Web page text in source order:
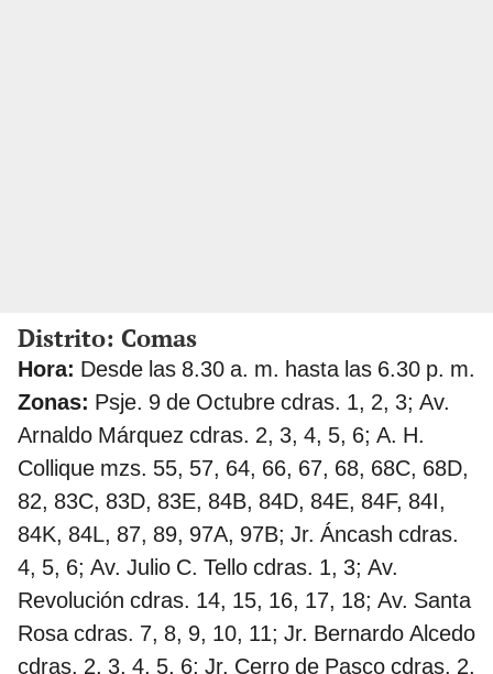
Distrito: Comas
Hora: Desde las 8.30 a. m. hasta las 6.30 p. m.
Zonas: Psje. 9 de Octubre cdras. 1, 2, 3; Av.
Arnaldo Márquez cdras. 2, 3, 4, 5, 6; A. H.
Collique mzs. 55, 57, 64, 66, 67, 68, 68C, 68D,
82, 83C, 83D, 83E, 84B, 84D, 84E, 84F, 84I,
84K, 84L, 87, 89, 97A, 97B; Jr. Áncash cdras.
4, 5, 6; Av. Julio C. Tello cdras. 1, 3; Av.
Revolución cdras. 14, 15, 16, 17, 18; Av. Santa
Rosa cdras. 7, 8, 9, 10, 11; Jr. Bernardo Alcedo
cdras. 2, 3, 4, 5, 6; Jr. Cerro de Pasco cdras. 2,